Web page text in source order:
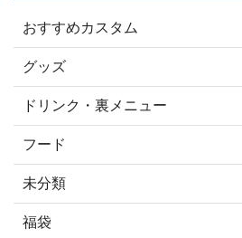
おすすめカスタム
グッズ
ドリンク・裏メニュー
フード
未分類
福袋